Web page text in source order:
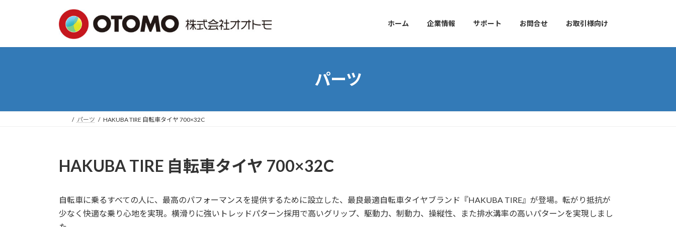
プ
動
ホーム 企業情報 サポート お問合せ お取引様向け
パーツ
パーツ HAKUBA TIRE 自転車タイヤ 700×32C
HAKUBA TIRE 自転車タイヤ 700×32C
自転車に乗るすべての人に、最高のパフォーマンスを提供するために設立した、最良最適自転車タイヤブランド『HAKUBA TIRE』が登場。転がり抵抗が
少なく快適な乗り心地を実現。横滑りに強いトレッドパターン採用で高いグリップ、駆動力、制動力、操縦性、また排水溝率の高いパターンを実現しまし